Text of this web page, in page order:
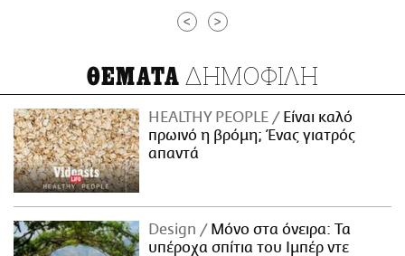
< >
ΘΕΜΑΤΑ ΔΗΜΟΦΙΛΗ
HEALTHY PEOPLE
Είναι καλό
πρωινό η βρόμη; Ένας γιατρός
απαντά
Design
Μόνο στα όνειρα: Τα
υπέροχα σπίτια του Ιμπέρ ντε